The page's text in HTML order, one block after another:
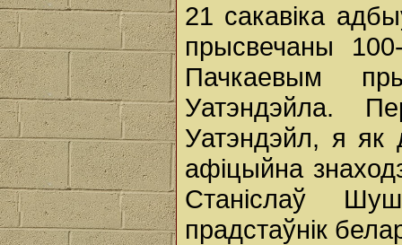
21 сакавіка
прысвечаны
Пачкаевым
Уатэндэйла.
Уатэндэйл, я як
афіцыйна
Станіслаў
прадстаўнік